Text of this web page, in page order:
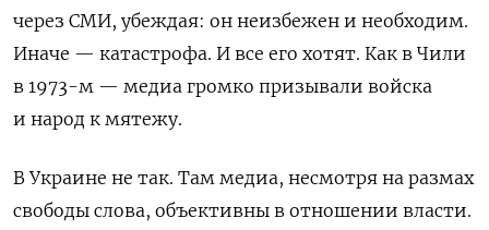
через СМИ, убеждая: он неизбежен и необходим.
Иначе — катастрофа. И все его хотят. Как в Чили
в 1973-м — медиа громко призывали войска
и народ к мятежу.
В Украине не так. Там медиа, несмотря на размах
свободы слова, объективны в отношении власти.